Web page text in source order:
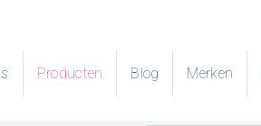
Producten Blog Merken